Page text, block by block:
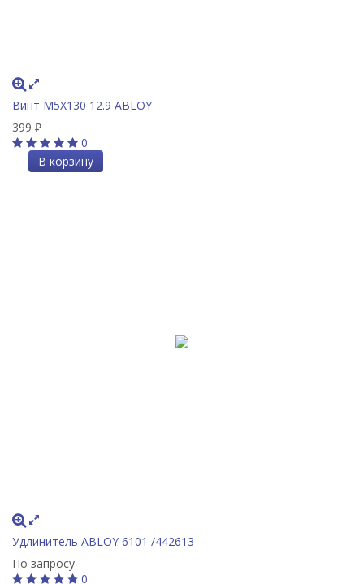
Винт M5X130 12.9 ABLOY
399 ₽
0
В корзину
Удлинитель ABLOY 6101 /442613
По запросу
0